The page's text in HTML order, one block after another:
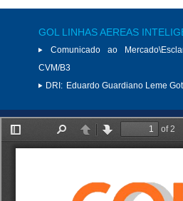
GOL LINHAS AEREAS
Comunicado ao
CVM/B3
DRI: Eduardo Guardiano Leme